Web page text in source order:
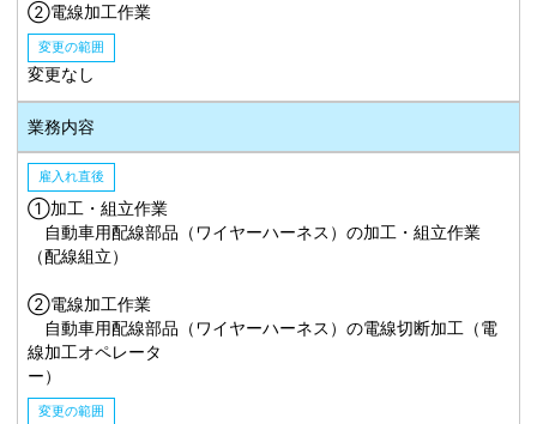
②電線加工作業
変更の範囲
変更なし
業務内容
雇入れ直後
①加工・組立作業
自動車用配線部品（ワイヤーハーネス）の加工・組立作業
（配線組立）
②電線加工作業
自動車用配線部品（ワイヤーハーネス）の電線切断加工（電
線加工オペレータ
ー）
変更の範囲